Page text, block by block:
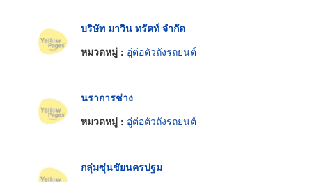
บริษัท มาวิน ทรัคท์ จำกัด
หมวดหมู่ : อู่ต่อตัวถังรถยนต์
นราการช่าง
หมวดหมู่ : อู่ต่อตัวถังรถยนต์
กลุ่มซุ่นชัยนครปฐม